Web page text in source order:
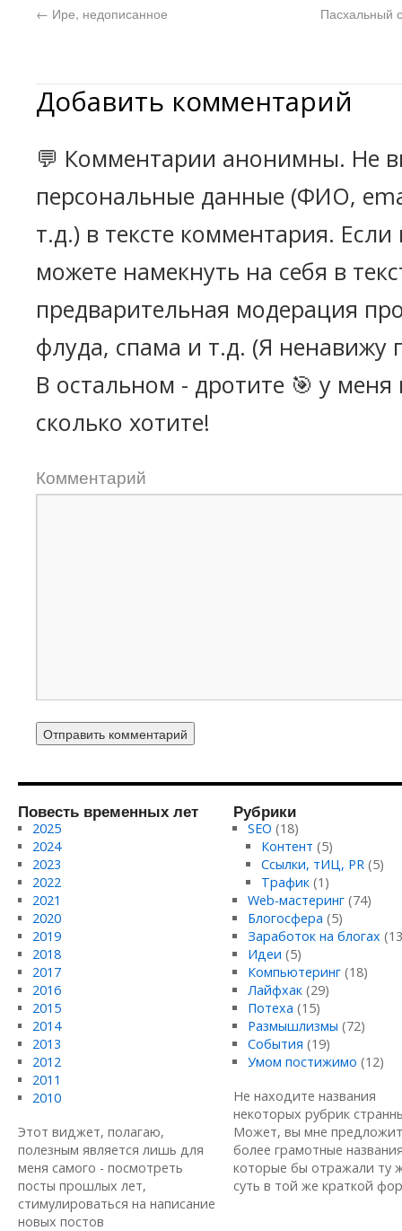
← Ире, недописанное Пасхальный
Добавить комментарий
💬 Комментарии анонимны. Не
персональные данные (ФИО,
т.д.) в тексте комментария.
можете намекнуть на себя в
предварительная модерация
флуда, спама и т.д. (Я ненавижу
В остальном - дротите 🎯 у
сколько хотите!
Комментарий
Повесть временных лет
2025
2024
2023
2022
2021
2020
2019
2018
2017
2016
2015
2014
2013
2012
2011
2010
Этот виджет, полагаю,
полезным является лишь для
меня самого - посмотреть
посты прошлых лет,
стимулироваться на написание
новых постов
Рубрики
SEO (18)
Контент (5)
Ссылки, тИЦ, PR (5)
Трафик (1)
Web-мастеринг(74)
Блогосфера (5)
Заработок на блогах
Идеи (5)
Компьютеринг(18)
Лайфхак(29)
Потеха (15)
Размышлизмы (72)
События (19)
Умом постижимо (12)
Не находите названия
некоторых рубрик
Может, вы мне
более грамотные
которые бы отражали ту
суть в той же краткой